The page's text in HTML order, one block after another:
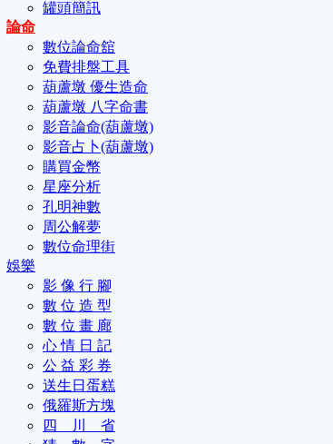
罐頭簡訊
論命
數位論命舘
免費排盤工具
葫蘆墩 優生造命
葫蘆墩 八字命書
影音論命(葫蘆墩)
影音占卜(葫蘆墩)
購買金幣
星座分析
孔明神數
周公解夢
數位命理街
娛樂
影 像 行 腳
數 位 造 型
數 位 畫 廊
心 情 日 記
公 益 彩 券
送生日蛋糕
俄羅斯方塊
四 川 省